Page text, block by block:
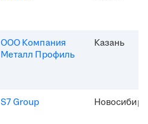
ООО Компания
Металл Профиль
Казань
S7 Group